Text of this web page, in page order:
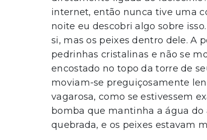
internet, então nunca tive uma
noite eu descobri algo sobre
si, mas os peixes dentro dele. A
pedrinhas cristalinas e não se
encostado no topo da torre de
moviam-se preguiçosamente
vagarosa, como se estivessem
bomba que mantinha a água
quebrada, e os peixes estavam